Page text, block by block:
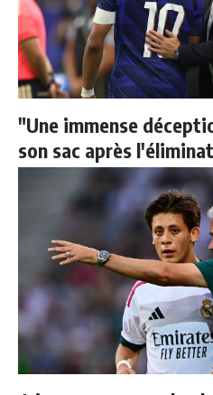
"Une immense
son sac après